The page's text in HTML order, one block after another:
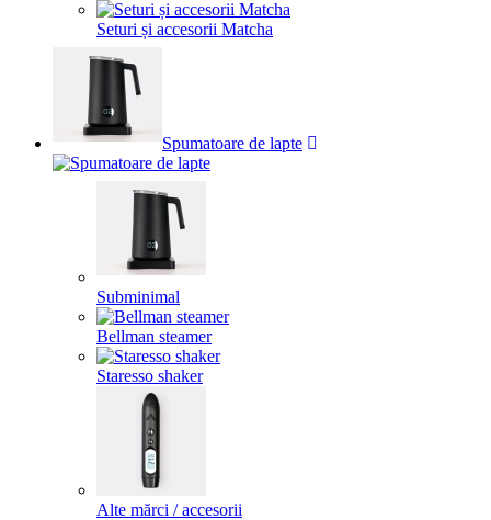
Seturi și accesorii Matcha
Spumatoare de lapte
Subminimal
Bellman steamer
Staresso shaker
Alte mărci / accesorii